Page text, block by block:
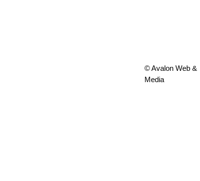
© Avalon Web &
Media